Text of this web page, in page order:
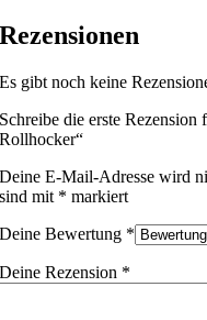
Rezensionen
Es gibt noch keine
Schreibe die erste
Rollhocker“
Deine E-Mail-Adresse wird
sind mit * markiert
Deine Bewertung *
Deine Rezension *